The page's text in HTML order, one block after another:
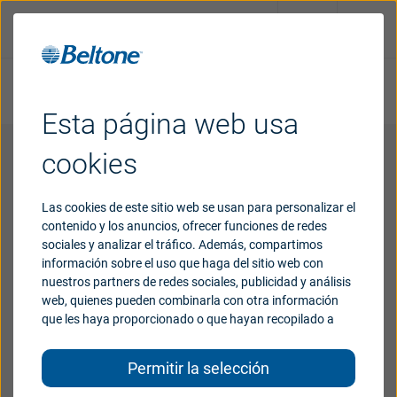
Esta página web usa
cookies
Las cookies de este sitio web se usan para personalizar el
contenido y los anuncios, ofrecer funciones de redes
sociales y analizar el tráfico. Además, compartimos
información sobre el uso que haga del sitio web con
nuestros partners de redes sociales, publicidad y análisis
web, quienes pueden combinarla con otra información
que les haya proporcionado o que hayan recopilado a
Permitir la selección
Solucionesauditivas
¿Por quéBeltone?
Soporte
Blog
Para profesionales
Para Profesionales
¿Le gustaría convertirse en un Distribuidor Beltone?
Rellene el siguiente formulario y nos pondremos en
contacto con usted a la mayor brevedad para
resolver sus dudas y ampliar la información.